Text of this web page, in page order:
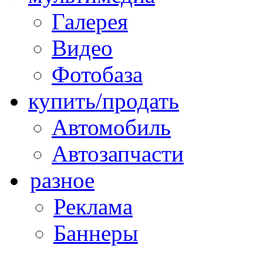
Галерея
Видео
Фотобаза
купить/продать
Автомобиль
Автозапчасти
разное
Реклама
Баннеры